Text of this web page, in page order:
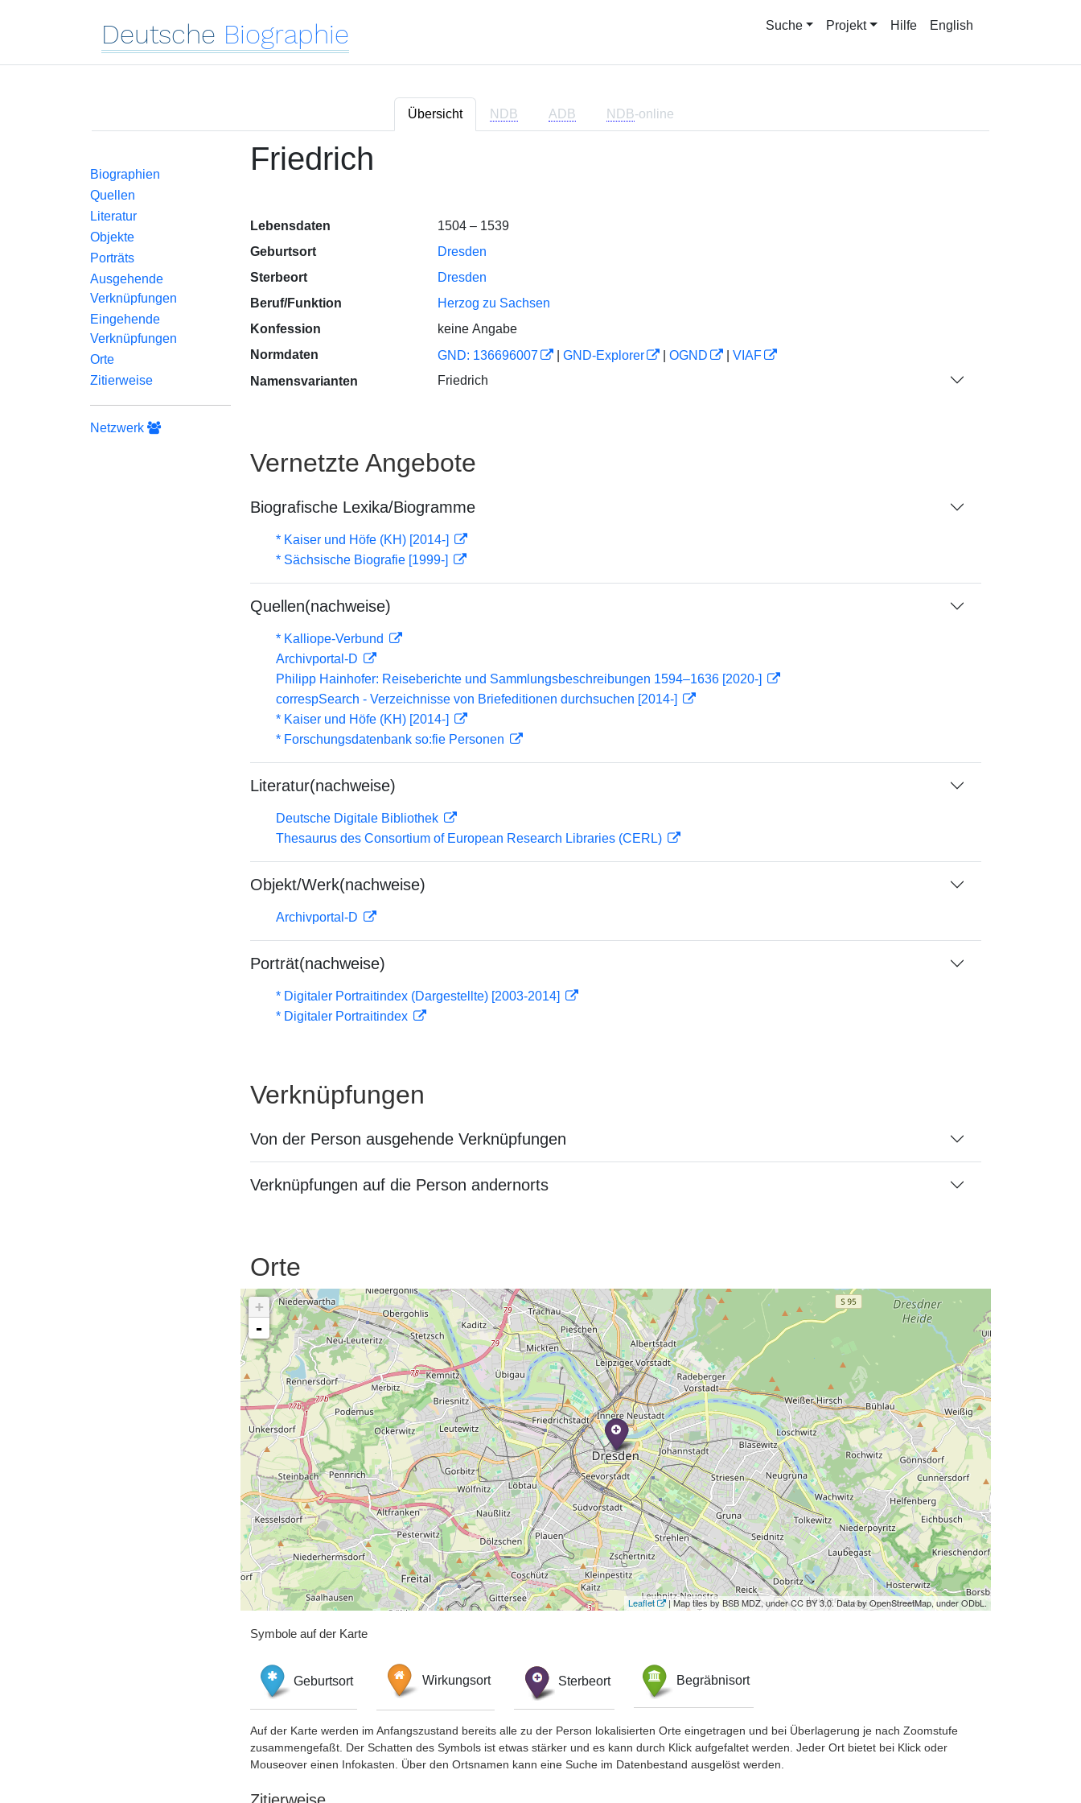
Deutsche Biographie Suche Projekt Hilfe English
Übersicht NDB ADB NDB-online
Biographien
Quellen
Literatur
Objekte
Porträts
Ausgehende
Verknüpfungen
Eingehende
Verknüpfungen
Orte
Zitierweise
Netzwerk
Friedrich
Lebensdaten
1504 – 1539
Geburtsort
Dresden
Sterbeort
Dresden
Beruf/Funktion
Herzog zu Sachsen
Konfession
keine Angabe
Normdaten
GND: 136696007 GND-Explorer OGND
VIAF
Namensvarianten
Friedrich
Vernetzte Angebote
Biografische Lexika/Biogramme
* Kaiser und Höfe (KH) [2014-]
* Sächsische Biografie [1999-]
Quellen(nachweise)
* Kalliope-Verbund
Archivportal-D
Philipp Hainhofer: Reiseberichte und Sammlungsbeschreibungen 1594–1636 [2020-]
correspSearch - Verzeichnisse von Briefeditionen durchsuchen [2014-]
* Kaiser und Höfe (KH) [2014-]
* Forschungsdatenbank so:fie Personen
Literatur(nachweise)
Deutsche Digitale Bibliothek
Thesaurus des Consortium of European Research Libraries (CERL)
Objekt/Werk(nachweise)
Archivportal-D
Porträt(nachweise)
* Digitaler Portraitindex (Dargestellte) [2003-2014]
* Digitaler Portraitindex
Verknüpfungen
Von der Person ausgehende Verknüpfungen
Verknüpfungen auf die Person andernorts
Orte
+
-
Leaflet | Map tiles by BSB MDZ, under CC BY 3.0. Data by OpenStreetMap, under ODbL.
Symbole auf der Karte
Geburtsort Wirkungsort Sterbeort Begräbnisort
Auf der Karte werden im Anfangszustand bereits alle zu der Person lokalisierten Orte eingetragen und bei Überlagerung je nach Zoomstufe
zusammengefaßt. Der Schatten des Symbols ist etwas stärker und es kann durch Klick aufgefaltet werden. Jeder Ort bietet bei Klick oder
Mouseover einen Infokasten. Über den Ortsnamen kann eine Suche im Datenbestand ausgelöst werden.